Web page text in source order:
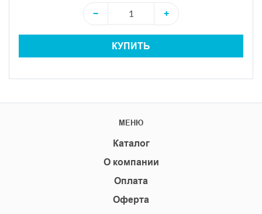
−
+
КУПИТЬ
МЕНЮ
Каталог
О компании
Оплата
Оферта